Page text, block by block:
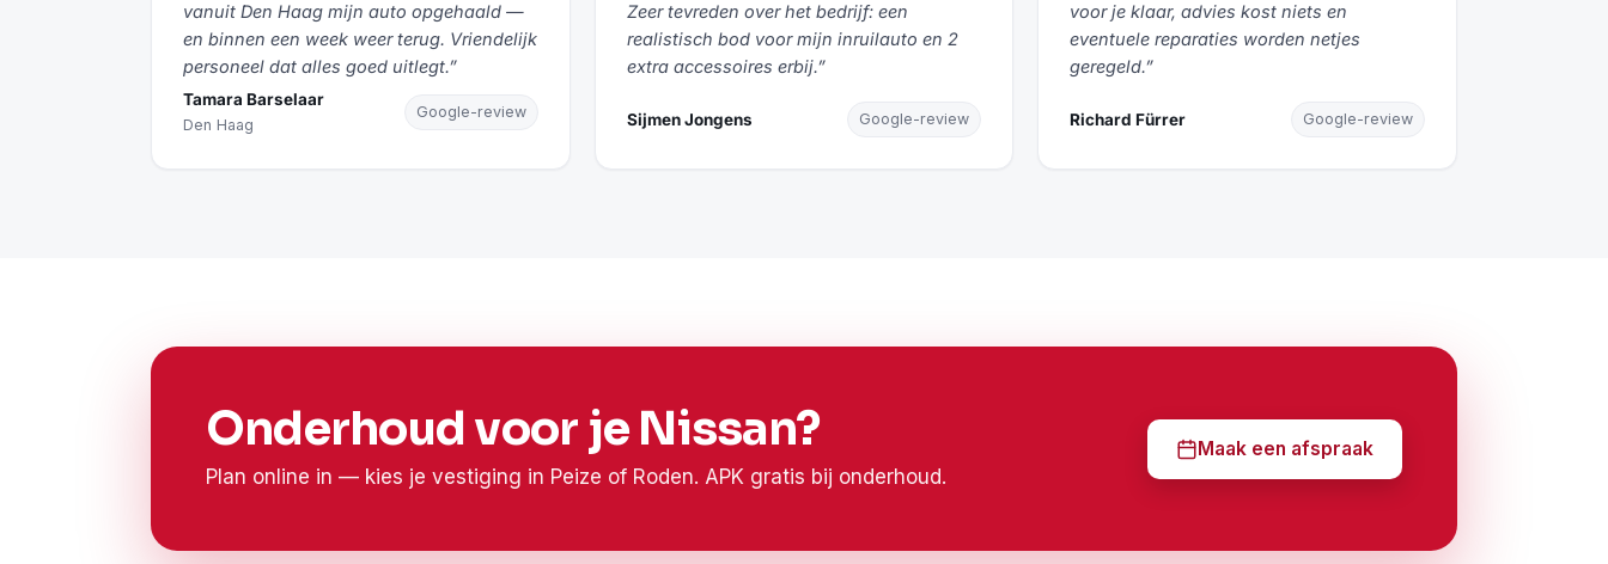
vanuit Den Haag mijn auto opgehaald —
en binnen een week weer terug. Vriendelijk
personeel dat alles goed uitlegt.”
Tamara Barselaar
Den Haag
Google-review
Zeer tevreden over het bedrijf: een
realistisch bod voor mijn inruilauto en 2
extra accessoires erbij.”
Sijmen Jongens Google-review
voor je klaar, advies kost niets en
eventuele reparaties worden netjes
geregeld.”
Richard Fürrer Google-review
Onderhoud voor je Nissan?
Plan online in — kies je vestiging in Peize of Roden. APK gratis bij onderhoud.
Maak een afspraak